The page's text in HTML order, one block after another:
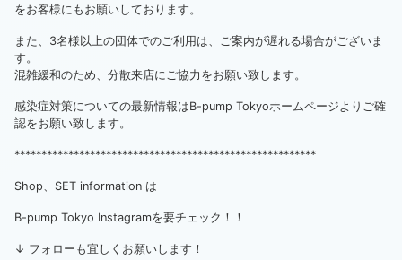
をお客様にもお願いしております。
また、3名様以上の団体でのご利用は、ご案内が遅れる場合がございま
す。
混雑緩和のため、分散来店にご協力をお願い致します。
感染症対策についての最新情報はB-pump Tokyoホームページよりご確
認をお願い致します。
********************************************************
Shop、SET information は
B-pump Tokyo Instagramを要チェック！！
↓ フォローも宜しくお願いします！